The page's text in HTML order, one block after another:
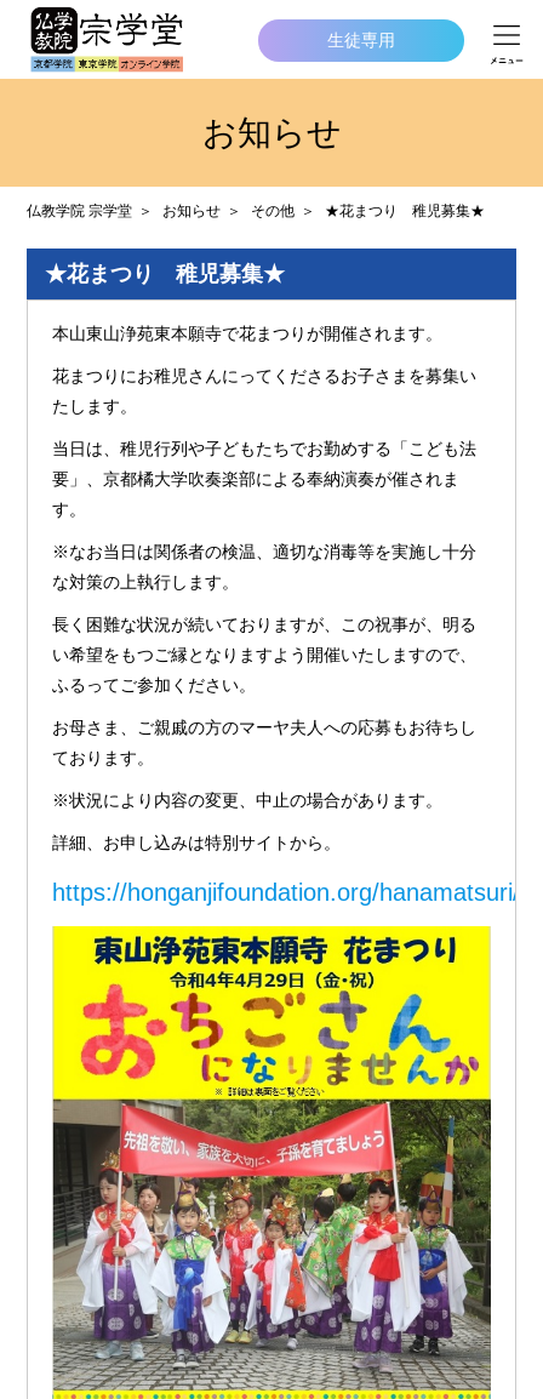
生徒専用
お知らせ
仏教学院 宗学堂 お知らせ その他 ★花まつり 稚児募集★
★花まつり 稚児募集★
本山東山浄苑東本願寺で花まつりが開催されます。
花まつりにお稚児さんにってくださるお子さまを募集い
たします。
当日は、稚児行列や子どもたちでお勤めする「こども法
要」、京都橘大学吹奏楽部による奉納演奏が催されま
す。
※なお当日は関係者の検温、適切な消毒等を実施し十分
な対策の上執行します。
長く困難な状況が続いておりますが、この祝事が、明る
い希望をもつご縁となりますよう開催いたしますので、
ふるってご参加ください。
お母さま、ご親戚の方のマーヤ夫人への応募もお待ちし
ております。
※状況により内容の変更、中止の場合があります。
詳細、お申し込みは特別サイトから。
https://honganjifoundation.org/hanamatsuri/